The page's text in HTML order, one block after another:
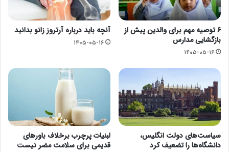
۶ توصیه مهم برای والدین پیش از
بازگشایی مدارس
۱۴۰۵-۰۵-۱۶
آنچه باید درباره آرتروز زانو بدانید
۱۴۰۵-۰۵-۱۶
سیاست‌های دولت انگلیس،
دانشگاه‌ها را تضعیف کرد
لبنیات پرچرب برخلاف باورهای
قدیمی برای سلامت مضر نیست